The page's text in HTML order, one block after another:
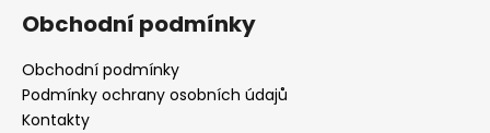
Obchodní podmínky
Obchodní podmínky
Podmínky ochrany osobních údajů
Kontakty